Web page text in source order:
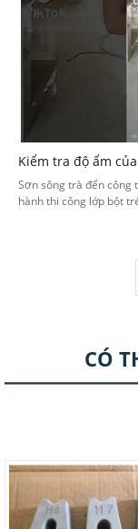
Kiểm tra độ ẩm
Sơn sông trà đến công
hành thi công lớp bột
CÓ